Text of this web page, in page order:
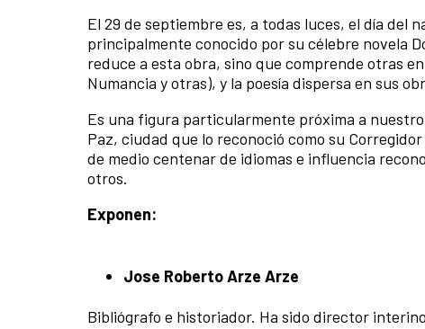
El 29 de septiembre es, a todas luces, el día del
principalmente conocido por su célebre novela
reduce a esta obra, sino que comprende otras
Numancia y otras), y la poesía dispersa en sus
Es una figura particularmente próxima a
Paz, ciudad que lo reconoció como su
de medio centenar de idiomas e influencia
otros.
Exponen:
Jose Roberto Arze Arze
Bibliógrafo e historiador. Ha sido director